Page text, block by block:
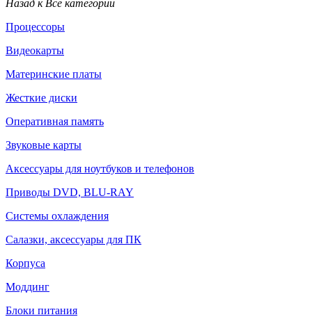
Назад к Все категории
Процессоры
Видеокарты
Материнские платы
Жесткие диски
Оперативная память
Звуковые карты
Аксессуары для ноутбуков и телефонов
Приводы DVD, BLU-RAY
Системы охлаждения
Салазки, аксессуары для ПК
Корпуса
Моддинг
Блоки питания